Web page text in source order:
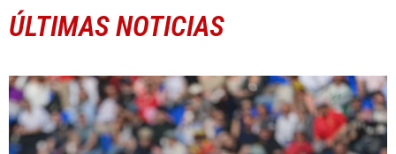
ÚLTIMAS NOTICIAS